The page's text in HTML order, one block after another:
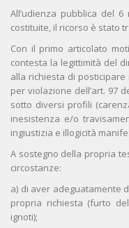
All’udienza pubblica del
costituite, il ricorso è stato
Con il primo articolato
contesta la legittimità del
alla richiesta di
per violazione dell’art. 97
sotto diversi profili
inesistenza e/o
ingiustizia e illogicità
A sostegno della propria
circostanze:
a) di aver adeguatamente
propria richiesta (furto
ignoti);